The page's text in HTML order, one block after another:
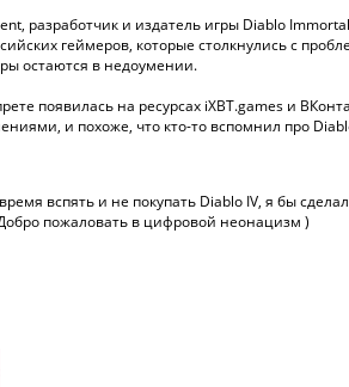
разработчик и издатель игры Diablo
геймеров, которые столкнулись с
остаются в недоумении.
появилась на ресурсах iXBT.games и
и похоже, что кто-то вспомнил про
вспять и не покупать Diablo IV, я бы
пожаловать в цифровой неонацизм )